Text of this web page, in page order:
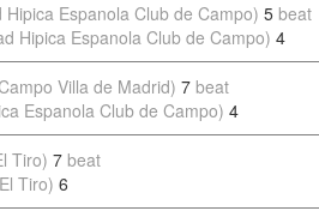
Hipica Espanola Club de Campo) 5 beat
Hipica Espanola Club de Campo) 4
Villa de Madrid) 7 beat
Espanola Club de Campo) 4
Tiro) 7 beat
Tiro) 6